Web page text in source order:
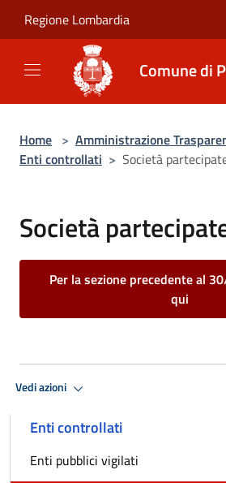
Regione Lombardia
Comune di
Home > Amministrazione
Enti controllati > Società
Società
Per la sezione precedente al
qui
Vedi azioni
Enti controllati
Enti pubblici vigilati